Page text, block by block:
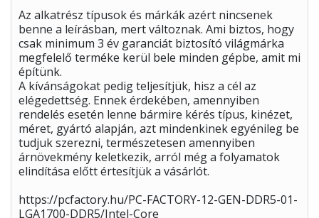
Az alkatrész típusok és márkák azért nincsenek
benne a leírásban, mert változnak. Ami biztos, hogy
csak minimum 3 év garanciát biztosító világmárka
megfelelő terméke kerül bele minden gépbe, amit mi
építünk.
A kívánságokat pedig teljesítjük, hisz a cél az
elégedettség. Ennek érdekében, amennyiben
rendelés esetén lenne bármire kérés típus, kinézet,
méret, gyártó alapján, azt mindenkinek egyénileg be
tudjuk szerezni, természetesen amennyiben
árnövekmény keletkezik, arról még a folyamatok
elindítása előtt értesítjük a vásárlót.
https://pcfactory.hu/PC-FACTORY-12-GEN-DDR5-01-
LGA1700-DDR5/Intel-Core